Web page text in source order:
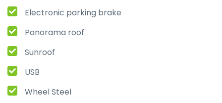
Electronic parking brake
Panorama roof
Sunroof
USB
Wheel Steel